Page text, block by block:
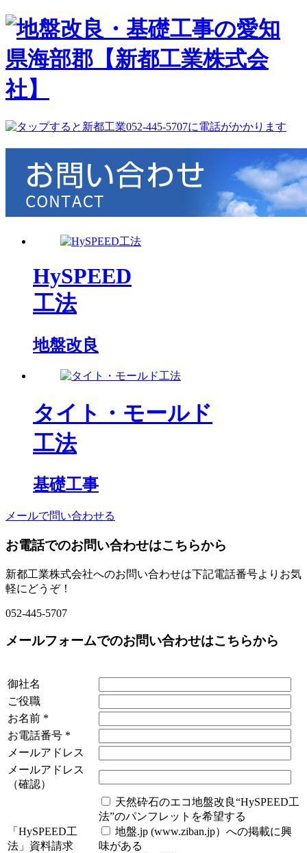
HySPEED
工法
地盤改良
タイト・モールド
工法
基礎工事
メールで問い合わせる
お電話でのお問い合わせはこちらから
新都工業株式会社へのお問い合わせは下記電話番号よりお気
軽にどうぞ！
052-445-5707
メールフォームでのお問い合わせはこちらから
御社名
ご役職
お名前 *
お電話番号 *
メールアドレス
メールアドレス
（確認）
「HySPEED工
法」資料請求
天然砕石のエコ地盤改良“HySPEED工
法”のパンフレットを希望する
地盤.jp (www.ziban.jp）への掲載に興
味がある